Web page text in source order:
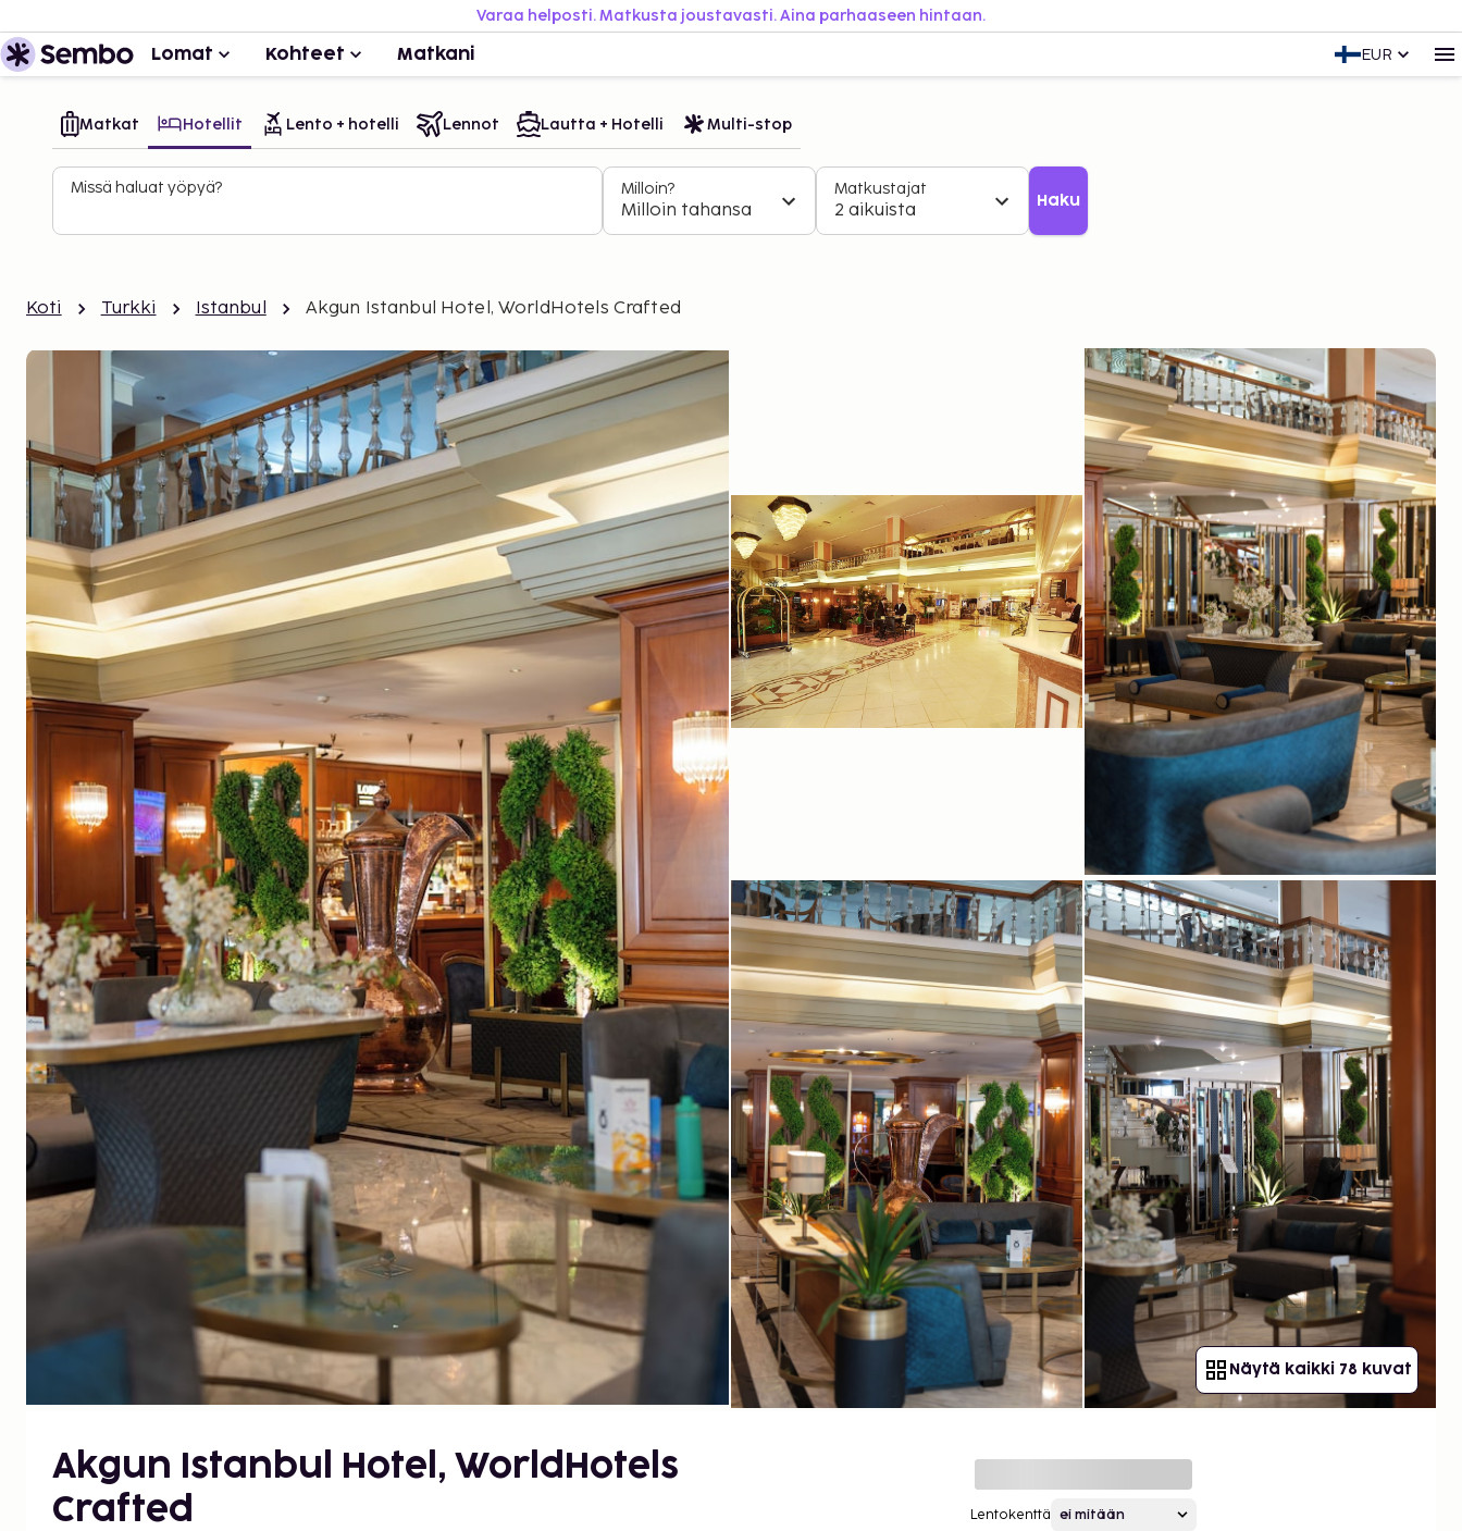
Varaa helposti. Matkusta joustavasti. Aina parhaaseen hintaan.
Lomat Kohteet Matkani EUR
Matkat Hotellit Lento + hotelli Lennot Lautta + Hotelli Multi-stop
Missä haluat yöpyä? Milloin?
Milloin tahansa
Matkustajat
2 aikuista Haku
Koti Turkki Istanbul Akgun Istanbul Hotel, WorldHotels Crafted
Näytä kaikki 78 kuvat
Akgun Istanbul Hotel, WorldHotels
Crafted
Lentokenttä